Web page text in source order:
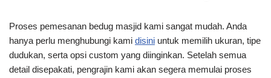
Proses pemesanan bedug masjid kami sangat mudah. Anda
hanya perlu menghubungi kami disini untuk memilih ukuran, tipe
dudukan, serta opsi custom yang diinginkan. Setelah semua
detail disepakati, pengrajin kami akan segera memulai proses